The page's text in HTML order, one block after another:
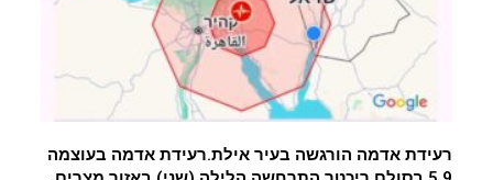
רעידת אדמה הורגשה בעיר אילת.רעידת אדמה בעוצמה